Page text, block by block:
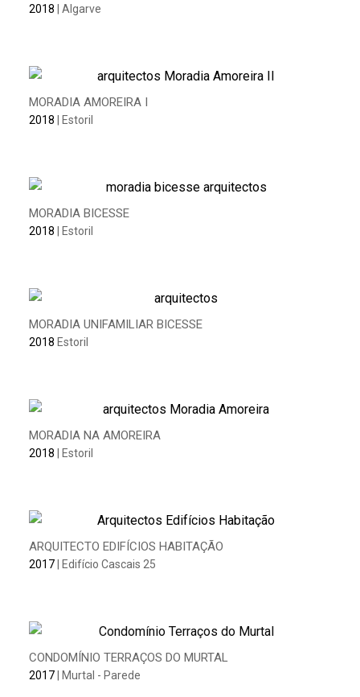
2018 | Algarve
MORADIA AMOREIRA I
2018 | Estoril
MORADIA BICESSE
2018 | Estoril
MORADIA UNIFAMILIAR BICESSE
2018 Estoril
MORADIA NA AMOREIRA
2018 | Estoril
ARQUITECTO EDIFÍCIOS HABITAÇÃO
2017| Edifício Cascais 25
CONDOMÍNIO TERRAÇOS DO MURTAL
2017| Murtal - Parede